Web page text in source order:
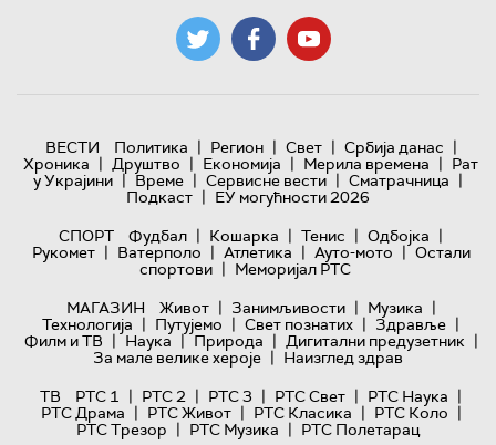
ВЕСТИ Политика | Регион | Свет | Србија данас |
Хроника | Друштво | Економија | Мерила времена | Рат
у Украјини | Време | Сервисне вести | Сматрачница |
Подкаст | ЕУ могућности 2026
СПОРТ
Фудбал | Кошарка | Тенис | Одбојка |
Рукомет | Ватерполо | Атлетика | Ауто-мото | Остали
спортови | Меморијал РТС
МАГАЗИН
Живот | Занимљивости | Музика |
Технологијa | Путујемо | Свет познатих | Здравље |
Филм и ТВ | Наука | Природа | Дигитални предузетник |
За мале велике хероје | Наизглед здрав
ТВ
РТС 1 | РТС 2 | РТС 3 | РТС Свет | РТС Наука |
РТС Драма | РТС Живот | РТС Класика | РТС Коло |
РТС Трезор | РТС Музика | РТС Полетарац